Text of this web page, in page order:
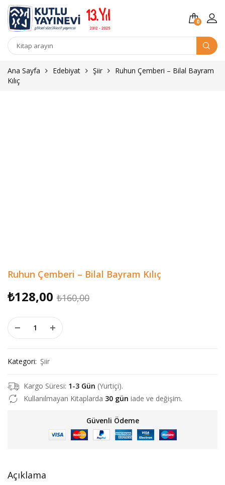
0
Kitap
Ana Sayfa
Edebiyat Şiir
Ruhun Çemberi – Bilal Bayram
Kılıç
Ruhun Çemberi – Bilal Bayram Kılıç
₺160,00Orijinal
₺128,00
Şu
Ruhun Çemberi - Bilal Bayram Kılıç adet
Kategori: Şiir
Kargo Süresi: 1-3 Gün (Yurtiçi).
Kullanılmayan Kitaplarda 30 gün iade ve değişim.
Güvenli Ödeme
Açıklama